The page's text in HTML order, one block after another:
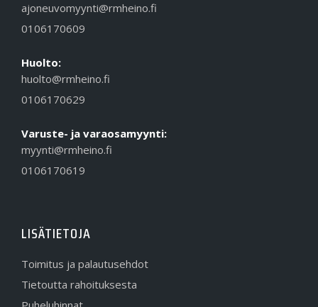
ajoneuvomyynti@rmheino.fi
0106170609
Huolto:
huolto@rmheino.fi
0106170629
Varuste- ja varaosamyynti:
myynti@rmheino.fi
0106170619
LISÄTIETOJA
Toimitus ja palautusehdot
Tietoutta rahoituksesta